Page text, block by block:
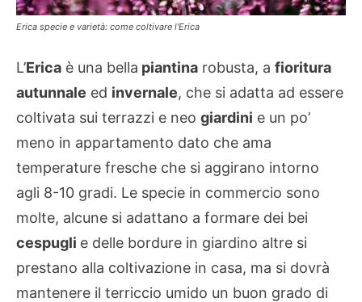
Erica specie e varietà: come coltivare l'Erica
L’Erica è una bella piantina robusta, a fioritura
autunnale ed invernale, che si adatta ad essere
coltivata sui terrazzi e neo giardini e un po’
meno in appartamento dato che ama
temperature fresche che si aggirano intorno
agli 8-10 gradi. Le specie in commercio sono
molte, alcune si adattano a formare dei bei
cespugli e delle bordure in giardino altre si
prestano alla coltivazione in casa, ma si dovrà
mantenere il terriccio umido un buon grado di